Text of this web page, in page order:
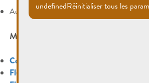
Aucune catégorie
MÉTA
Connexion
Flux des publications
undefinedRéinitialiser tous les